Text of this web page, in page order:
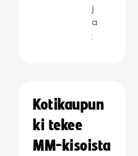
j
a
:
Kotikaupun
ki tekee
MM-kisoista